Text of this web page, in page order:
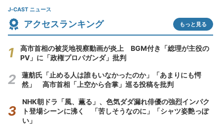
J-CAST ニュース
アクセスランキング もっと見る
高市首相の被災地視察動画が炎上 BGM付き「総理が主役の
PV」に「政権プロパガンダ」批判
蓮舫氏「止める人は誰もいなかったのか」「あまりにも愕
然」 高市首相「上空から合掌」巡る投稿を批判
NHK朝ドラ「風、薫る」、色気ダダ漏れ俳優の強烈インパク
ト登場シーンに沸く 「苦しそうなのに」「シャツ姿艶っぽ
い」